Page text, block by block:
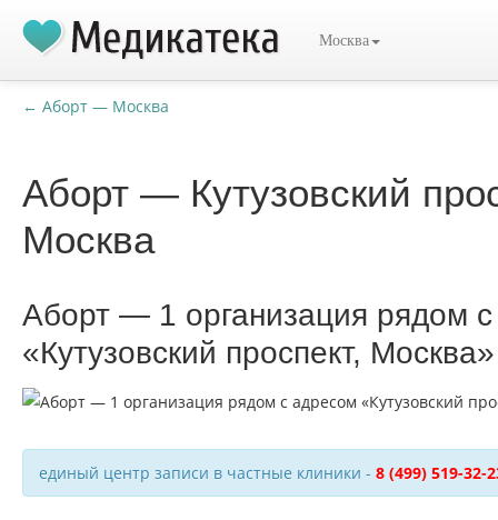
Москва
← Аборт — Москва
Аборт — Кутузовский
Москва
Аборт — 1 организация рядом
«Кутузовский проспект, Москва»
единый центр записи в частные клиники - 8 (499) 519-32-